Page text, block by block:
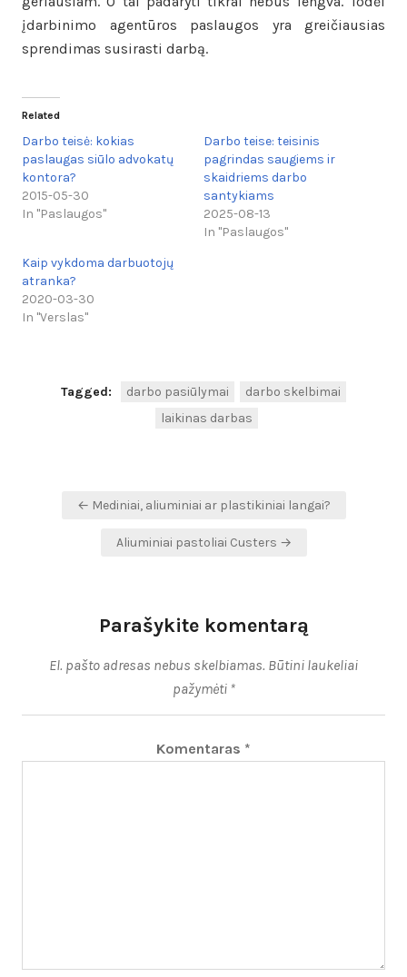
įdarbinimo agentūros paslaugos yra greičiausias
sprendimas susirasti darbą.
Related
Darbo teisė: kokias
paslaugas siūlo advokatų
kontora?
2015-05-30
In "Paslaugos"
Darbo teise: teisinis
pagrindas saugiems ir
skaidriems darbo
santykiams
2025-08-13
In "Paslaugos"
Kaip vykdoma darbuotojų
atranka?
2020-03-30
In "Verslas"
Tagged: darbo pasiūlymai
darbo skelbimai
laikinas darbas
Navigacija
← Mediniai, aliuminiai ar plastikiniai langai?
Aliuminiai pastoliai Custers →
Parašykite komentarą
El. pašto adresas nebus skelbiamas. Būtini laukeliai
pažymėti *
Komentaras *